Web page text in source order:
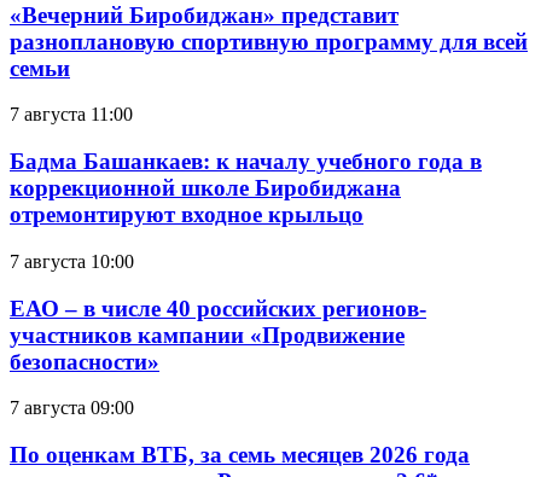
«Вечерний Биробиджан» представит
разноплановую спортивную программу для всей
семьи
7 августа 11:00
Бадма Башанкаев: к началу учебного года в
коррекционной школе Биробиджана
отремонтируют входное крыльцо
7 августа 10:00
ЕАО – в числе 40 российских регионов-
участников кампании «Продвижение
безопасности»
7 августа 09:00
По оценкам ВТБ, за семь месяцев 2026 года